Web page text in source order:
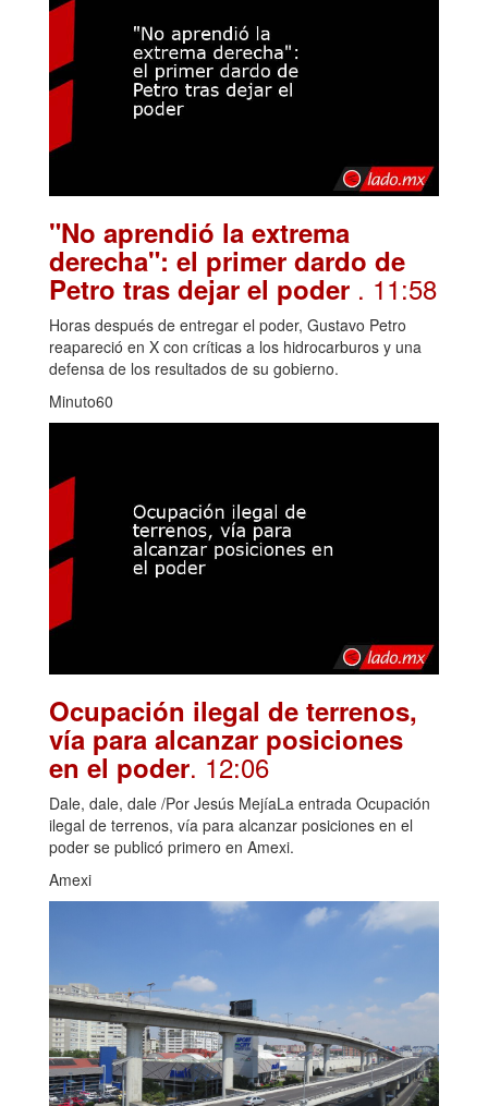
"No aprendió la extrema
derecha": el primer dardo de
Petro tras dejar el poder . 11:58
Horas después de entregar el poder, Gustavo Petro
reapareció en X con críticas a los hidrocarburos y una
defensa de los resultados de su gobierno.
Minuto60
Ocupación ilegal de terrenos,
vía para alcanzar posiciones
en el poder. 12:06
Dale, dale, dale /Por Jesús MejíaLa entrada Ocupación
ilegal de terrenos, vía para alcanzar posiciones en el
poder se publicó primero en Amexi.
Amexi